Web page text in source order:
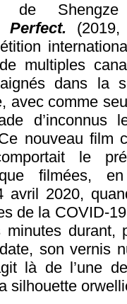
de
Perfect.
multiples
dans la
avec comme
d’inconnus
nouveau film
le
filmées,
avril 2020,
de la COVID-
durant,
son vernis
là de l’une
silhouette